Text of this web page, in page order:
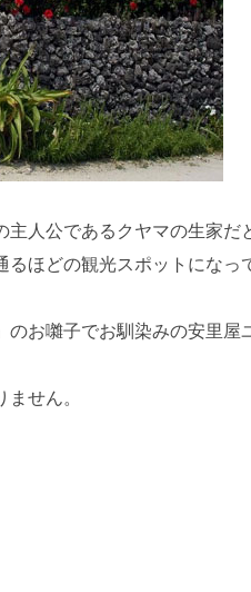
人公であるクヤマの生家だ
ほどの観光スポットになっ
お囃子でお馴染みの安里屋
せん。